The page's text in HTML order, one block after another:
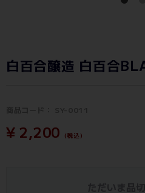
白百合醸造 白百合
¥ 2,200 (税込)